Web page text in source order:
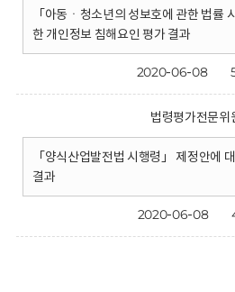
「아동ㆍ청소년의 성보호에 관한 법률
한 개인정보 침해요인 평가 결과
2020-06-08
법령평가전문위
「양식산업발전법 시행령」 제정안에
결과
2020-06-08